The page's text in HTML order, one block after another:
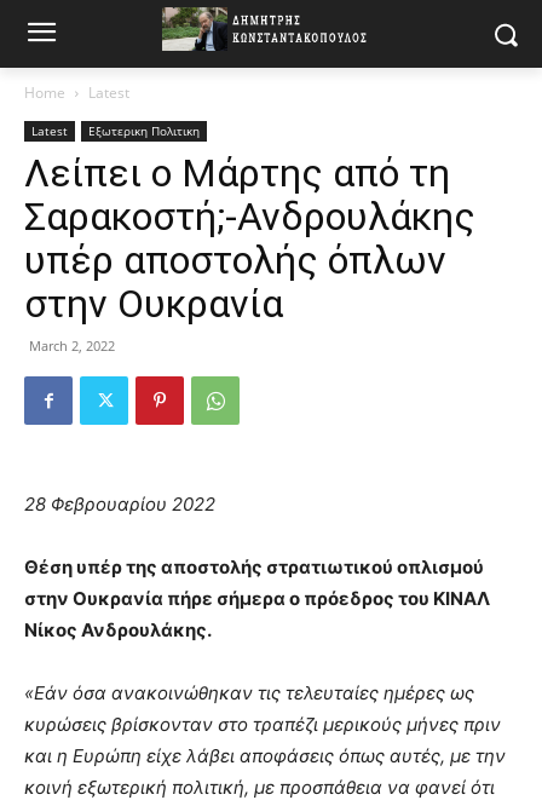
Home Latest
Latest Εξωτερικη Πολιτικη
Λείπει ο Μάρτης από τη
Σαρακοστή;-Ανδρουλάκης
υπέρ αποστολής όπλων
στην Ουκρανία
March 2, 2022
28 Φεβρουαρίου 2022
Θέση υπέρ της αποστολής στρατιωτικού οπλισμού
στην Ουκρανία πήρε σήμερα ο πρόεδρος του ΚΙΝΑΛ
Νίκος Ανδρουλάκης.
«Εάν όσα ανακοινώθηκαν τις τελευταίες ημέρες ως
κυρώσεις βρίσκονταν στο τραπέζι μερικούς μήνες πριν
και η Ευρώπη είχε λάβει αποφάσεις όπως αυτές, με την
κοινή εξωτερική πολιτική, με προσπάθεια να φανεί ότι